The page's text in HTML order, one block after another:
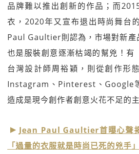
品牌難以推出創新的作品；而
衣，2020年又宣布退出時尚舞台
Paul Gaultier則認為，市場對新產
也是服裝創意逐漸枯竭的幫兇！有
台灣設計師周裕穎，則從創作形
Instagram、Pinterest、Google
造成是現今創作者創意火花不足的
Jean Paul Gaultier首曝心聲
「過量的衣服就是時尚已死的兇手」